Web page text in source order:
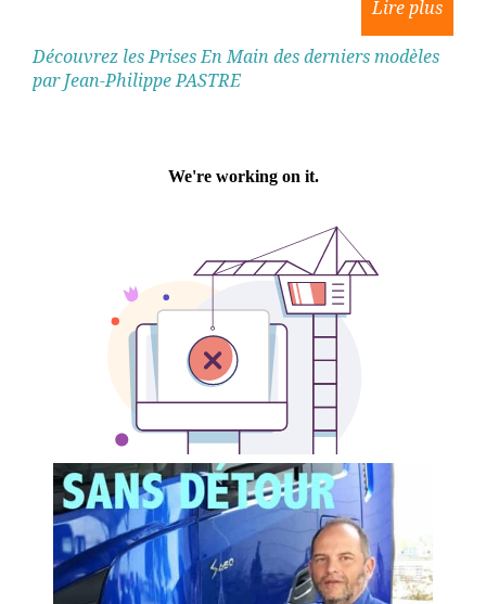
Découvrez les Prises En Main des derniers modèles
par Jean-Philippe PASTRE